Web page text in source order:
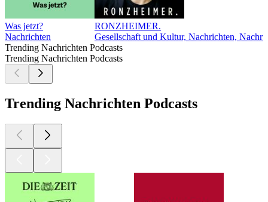
Was jetzt?
Nachrichten
RONZHEIMER.
Gesellschaft und Kultur, Nachrichten,
Trending Nachrichten Podcasts
Trending Nachrichten Podcasts
Trending Nachrichten Podcasts